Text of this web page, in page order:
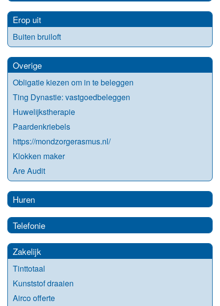
Erop uit
Buiten bruiloft
Overige
Obligatie kiezen om in te beleggen
Ting Dynastie: vastgoedbeleggen
Huwelijkstherapie
Paardenkriebels
https://mondzorgerasmus.nl/
Klokken maker
Are Audit
Huren
Telefonie
Zakelijk
Tinttotaal
Kunststof draaien
Airco offerte